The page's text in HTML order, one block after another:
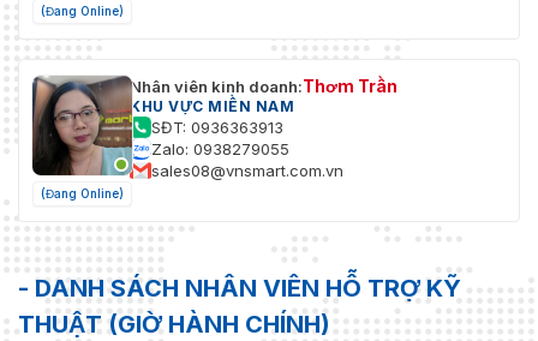
(Đang Online)
(Đang Online)
Nhân viên kinh doanh:Thơm Trần
KHU VỰC MIỀN NAM
SĐT: 0936363913
Zalo: 0938279055
sales08@vnsmart.com.vn
- DANH SÁCH NHÂN VIÊN HỖ TRỢ KỸ
THUẬT (GIỜ HÀNH CHÍNH)